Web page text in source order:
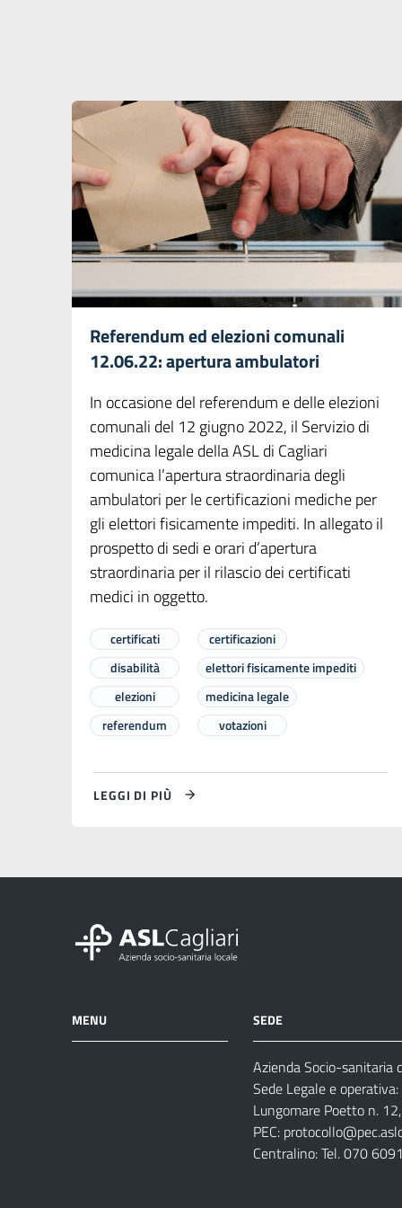
Referendum ed elezioni comunali
12.06.22: apertura ambulatori
In occasione del referendum e delle elezioni
comunali del 12 giugno 2022, il Servizio di
medicina legale della ASL di Cagliari
comunica l’apertura straordinaria degli
ambulatori per le certificazioni mediche per
gli elettori fisicamente impediti. In allegato il
prospetto di sedi e orari d’apertura
straordinaria per il rilascio dei certificati
medici in oggetto.
certificati
certificazioni
disabilità
elettori fisicamente impediti
elezioni
medicina legale
referendum
votazioni
LEGGI DI PIÙ
MENU SEDE
Azienda Socio-sanitaria
Sede Legale e
Lungomare Poetto n.
PEC:
Centralino: Tel. 070